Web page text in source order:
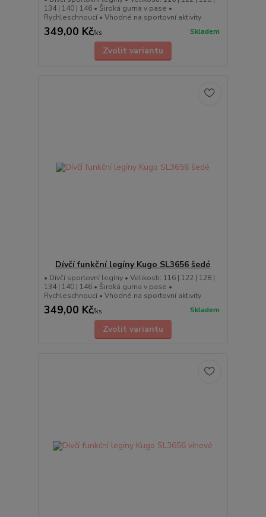
134 | 140 | 146 • Široká guma v pase •
Rychleschnoucí • Vhodné na sportovní aktivity
349,00 Kč/ks Skladem
Zvolit variantu
Dívčí funkční legíny Kugo SL3656 šedé
• Dívčí sportovní legíny • Velikosti: 116 | 122 | 128 |
134 | 140 | 146 • Široká guma v pase •
Rychleschnoucí • Vhodné na sportovní aktivity
349,00 Kč/ks Skladem
Zvolit variantu